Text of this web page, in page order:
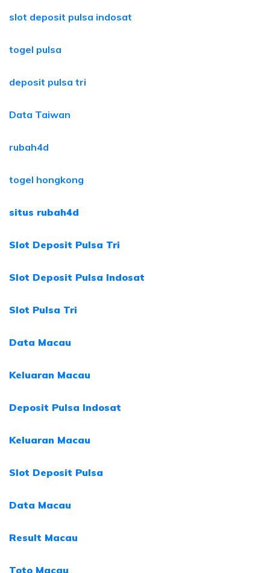
slot deposit pulsa indosat
togel pulsa
deposit pulsa tri
Data Taiwan
rubah4d
togel hongkong
situs rubah4d
Slot Deposit Pulsa Tri
Slot Deposit Pulsa Indosat
Slot Pulsa Tri
Data Macau
Keluaran Macau
Deposit Pulsa Indosat
Keluaran Macau
Slot Deposit Pulsa
Data Macau
Result Macau
Toto Macau